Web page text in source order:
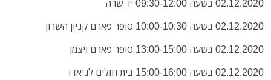
02.12.2020 בשעה 09:30-12:00 יד שרה
02.12.2020 בשעה 10:00-10:30 סופר פארם קניון השרון
02.12.2020 בשעה 13:00-15:00 סופר פארם ויצמן
02.12.2020 בשעה 15:00-16:00 בית חולים לניאדו